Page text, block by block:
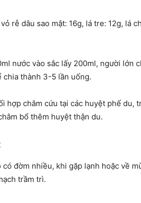
rễ dâu sao mật: 16g, lá tre: 12g, lá
nước vào sắc lấy 200ml, người lớn
thành 3-5 lần uống.
hợp châm cứu tại các huyệt phế du,
bổ thêm huyệt thận du.
đờm nhiều, khi gặp lạnh hoặc về
trầm trì.